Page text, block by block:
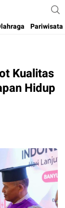
& Terpercaya )
Pariwisata
Kualitas
Hidup